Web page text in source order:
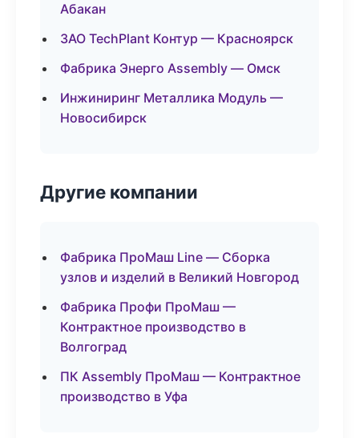
Абакан
ЗАО TechPlant Контур — Красноярск
Фабрика Энерго Assembly — Омск
Инжиниринг Металлика Модуль —
Новосибирск
Другие компании
Фабрика ПроМаш Line — Сборка
узлов и изделий в Великий Новгород
Фабрика Профи ПроМаш —
Контрактное производство в
Волгоград
ПК Assembly ПроМаш — Контрактное
производство в Уфа